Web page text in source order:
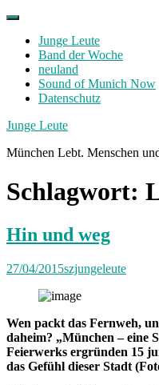
Skip
contentJunge Leute
Band der Woche
neuland
Sound of Munich Now
Datenschutz
Facebook
Twitter
Instagram
Junge Leute
München Lebt. Menschen
Schlagwort:
Hin und weg
27/04/2015szjungeleute
Wen packt das Fernweh,
daheim? „München – eine
Feierwerks ergründen 15
das Gefühl dieser Stadt